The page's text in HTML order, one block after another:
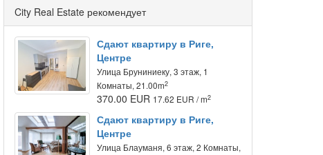
City Real Estate рекомендует
Сдают квартиру в Риге,
Центре
Улица Бруниниеку, 3 этаж, 1
Комнаты, 21.00m2
370.00 EUR 17.62 EUR / m2
Сдают квартиру в Риге,
Центре
Улица Блауманя, 6 этаж, 2 Комнаты,